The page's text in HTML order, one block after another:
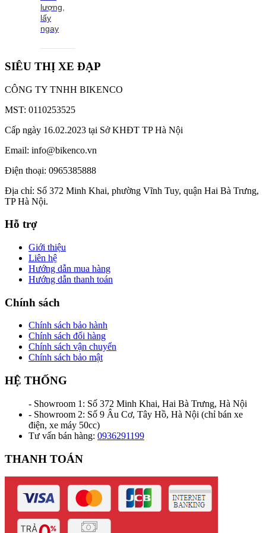
lượng,
lấy
ngay
SIÊU THỊ XE ĐẠP
CÔNG TY TNHH BIKENCO
MST: 0110253525
Cấp ngày 16.02.2023 tại Sở KHĐT TP Hà Nội
Email: info@bikenco.vn
Điện thoại: 0965385888
Địa chỉ: Số 372 Minh Khai, phường Vĩnh Tuy, quận Hai Bà Trưng,
TP Hà Nội.
Hỗ trợ
Giới thiệu
Liên hệ
Hướng dẫn mua hàng
Hướng dẫn thanh toán
Chính sách
Chính sách bảo hành
Chính sách đổi hàng
Chính sách vận chuyển
Chính sách bảo mật
HỆ THỐNG
- Showroom 1: Số 372 Minh Khai, Hai Bà Trưng, Hà Nội
- Showroom 2: Số 9 Âu Cơ, Tây Hồ, Hà Nội (chỉ bán xe
điện, xe máy 50cc)
Tư vấn bán hàng: 0936291199
THANH TOÁN